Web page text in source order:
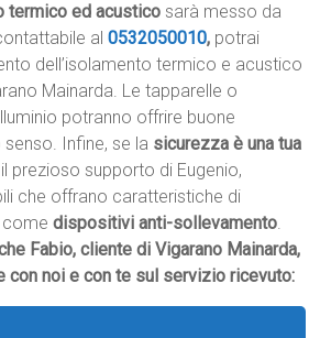
termico ed acustico sarà messo da
al0532050010, potrai
dell’isolamento termico e acustico
Mainarda. Le tapparelle o
potranno offrire buone
Infine, se la sicurezza è una tua
prezioso supporto di Eugenio,
che offrano caratteristiche di
comedispositivi anti-sollevamento.
Fabio, cliente di Vigarano Mainarda,
con noi e con te sul servizio ricevuto: